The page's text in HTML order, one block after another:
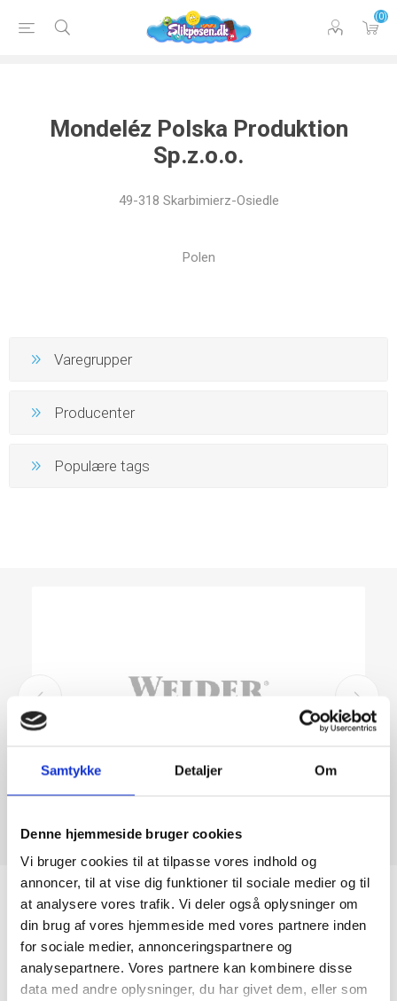
Samtykke Detaljer Om
Denne hjemmeside bruger cookies
Vi bruger cookies til at tilpasse vores indhold og
annoncer, til at vise dig funktioner til sociale medier og til
at analysere vores trafik. Vi deler også oplysninger om
din brug af vores hjemmeside med vores partnere inden
for sociale medier, annonceringspartnere og
analysepartnere. Vores partnere kan kombinere disse
data med andre oplysninger, du har givet dem, eller som
(0)
Mondeléz Polska Produktion
Sp.z.o.o.
49-318 Skarbimierz-Osiedle
Polen
Varegrupper
Producenter
Populære tags